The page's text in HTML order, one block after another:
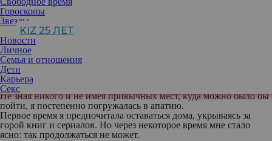
Гороскопы
Звезды
KIZ 25 ЛЕТ
Новости
Личное
Семья и отношения
Дети
Карьера
Секс
парки, библиотеки и культурные центры служат важными
пунктами, побуждающими нас выходить из привычного ритма и
взаимодействовать с окружающим миром. Эти места не только
способствуют созданию новых знакомств, но и пробуждают
нашу креативность и дарят ощущение принадлежности.
Личная история
Когда я переехала в новый город, волнующее предвкушение
быстро сменилось чувством одиночества. Просторные улицы,
яркие вывески и многолюдные площади казались мне чуждыми.
Не зная никого и не имея привычных мест, куда можно было бы
пойти, я постепенно погружалась в апатию.
Первое время я предпочитала оставаться дома, укрываясь за
горой книг и сериалов. Но через некоторое время мне стало
ясно: так продолжаться не может.